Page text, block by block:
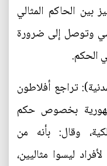
بين الحاكم المثالي
وتوصل إلى ضرورة
الحكم.
تراجع أفلاطون
بخصوص حكم
وقال: بأنه من
ليسوا مثاليين،